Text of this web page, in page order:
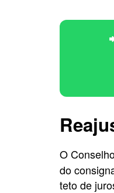
O
do
teto de